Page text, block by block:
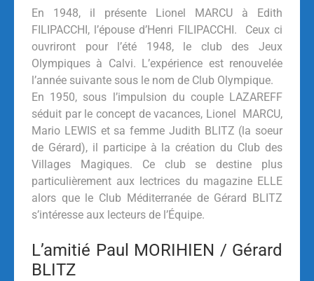
En 1948, il présente Lionel MARCU à Edith
FILIPACCHI, l’épouse d’Henri FILIPACCHI. Ceux ci
ouvriront pour l’été 1948, le club des Jeux
Olympiques à Calvi. L’expérience est renouvelée
l’année suivante sous le nom de Club Olympique.
En 1950, sous l’impulsion du couple LAZAREFF
séduit par le concept de vacances, Lionel MARCU,
Mario LEWIS et sa femme Judith BLITZ (la soeur
de Gérard), il participe à la création du Club des
Villages Magiques. Ce club se destine plus
particulièrement aux lectrices du magazine ELLE
alors que le Club Méditerranée de Gérard BLITZ
s’intéresse aux lecteurs de l’Équipe.
L’amitié Paul MORIHIEN / Gérard
BLITZ